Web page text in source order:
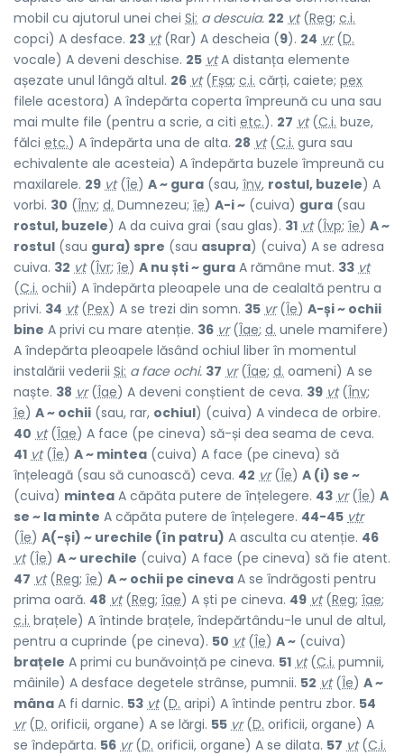
mobil cu ajutorul unei chei Si: a descuia. 22 vt(Reg; c.i.
copci) A desface. 23 vt(Rar) A descheia (9). 24 vr(D.
vocale) A deveni deschise. 25 vtA distanța elemente
așezate unul lângă altul. 26 vt(Fșa; c.i. cărți, caiete; pex
filele acestora) A îndepărta coperta împreună cu una sau
mai multe file (pentru a scrie, a citi etc.). 27 vt(C.i. buze,
fălci etc.) A îndepărta una de alta. 28 vt(C.i. gura sau
echivalente ale acesteia) A îndepărta buzele împreună cu
maxilarele. 29 vt(Îe) A ~ gura (sau, înv, rostul, buzele) A
vorbi. 30 (Înv; d. Dumnezeu; îe) A-i ~ (cuiva) gura (sau
rostul, buzele) A da cuiva grai (sau glas). 31 vt(Îvp; îe) A ~
rostul (sau gura) spre (sau asupra) (cuiva) A se adresa
cuiva. 32 vt(Îvr; îe) A nu ști ~ gura A rămâne mut. 33 vt
(C.i. ochii) A îndepărta pleoapele una de cealaltă pentru a
privi. 34 vt(Pex) A se trezi din somn. 35 vr(Îe) A-și ~ ochii
bine A privi cu mare atenție. 36 vr(Îae; d. unele mamifere)
A îndepărta pleoapele lăsând ochiul liber în momentul
instalării vederii Si: a face ochi. 37 vr(Îae; d. oameni) A se
naște. 38 vr(Îae) A deveni conștient de ceva. 39 vt(Înv;
îe) A ~ ochii (sau, rar, ochiul) (cuiva) A vindeca de orbire.
40 vt(Îae) A face (pe cineva) să-și dea seama de ceva.
41 vt(Îe) A ~ mintea (cuiva) A face (pe cineva) să
înțeleagă (sau să cunoască) ceva. 42 vr(Îe) A (i) se ~
(cuiva) mintea A căpăta putere de înțelegere. 43 vr(Îe) A
se ~ la minte A căpăta putere de înțelegere. 44-45 vtr
(Îe) A(-și) ~ urechile (în patru) A asculta cu atenție. 46
vt(Îe) A ~ urechile (cuiva) A face (pe cineva) să fie atent.
47 vt(Reg; îe) A ~ ochii pe cineva A se îndrăgosti pentru
prima oară. 48 vt(Reg; îae) A ști pe cineva. 49 vt(Reg; îae;
c.i. brațele) A întinde brațele, îndepărtându-le unul de altul,
pentru a cuprinde (pe cineva). 50 vt(Îe) A ~ (cuiva)
brațele A primi cu bunăvoință pe cineva. 51 vt(C.i. pumnii,
mâinile) A desface degetele strânse, pumnii. 52 vt(Îe) A ~
mâna A fi darnic. 53 vt(D. aripi) A întinde pentru zbor. 54
vr(D. orificii, organe) A se lărgi. 55 vr(D. orificii, organe) A
se îndepărta. 56 vr(D. orificii, organe) A se dilata. 57 vt(C.i.